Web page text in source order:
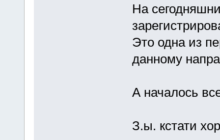
На
Это одна из
данному
А началось
З.ы. кстати